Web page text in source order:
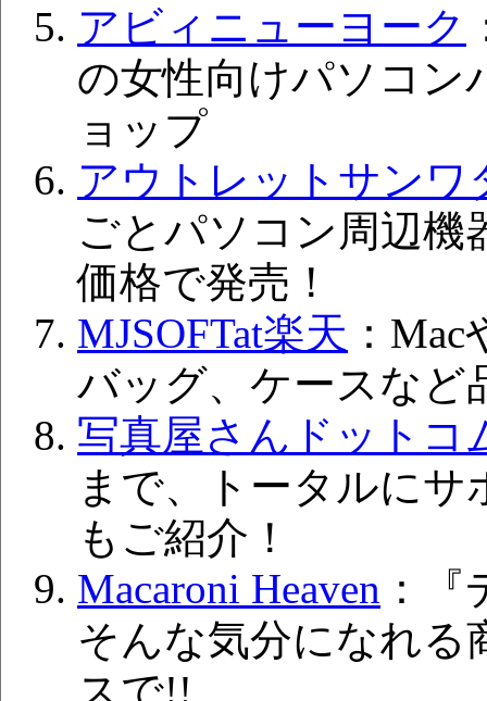
アビィニューヨーク
の女性向けパソコン
ョップ
アウトレットサンワ
ごとパソコン周辺機
価格で発売！
MJSOFTat楽天 ：
バッグ、ケースなど
写真屋さんドットコ
まで、トータルにサ
もご紹介！
Macaroni Heaven ：
そんな気分になれる
スで!!